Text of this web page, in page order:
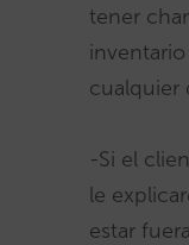
tener
cualquier
-Si el
le
estar